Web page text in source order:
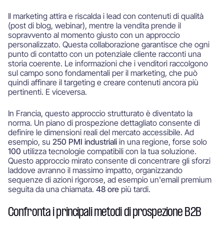
Il marketing attira e riscalda i lead con contenuti di qualità
(post di blog, webinar), mentre la vendita prende il
sopravvento al momento giusto con un approccio
personalizzato. Questa collaborazione garantisce che ogni
punto di contatto con un potenziale cliente racconti una
storia coerente. Le informazioni che i venditori raccolgono
sul campo sono fondamentali per il marketing, che può
quindi affinare il targeting e creare contenuti ancora più
pertinenti. E viceversa.
In Francia, questo approccio strutturato è diventato la
norma. Un piano di prospezione dettagliato consente di
definire le dimensioni reali del mercato accessibile. Ad
esempio, su 250 PMI industriali in una regione, forse solo
100 utilizza tecnologie compatibili con la tua soluzione.
Questo approccio mirato consente di concentrare gli sforzi
laddove avranno il massimo impatto, organizzando
sequenze di azioni rigorose, ad esempio un'email premium
seguita da una chiamata. 48 ore più tardi.
Confronta i principali metodi di prospezione B2B